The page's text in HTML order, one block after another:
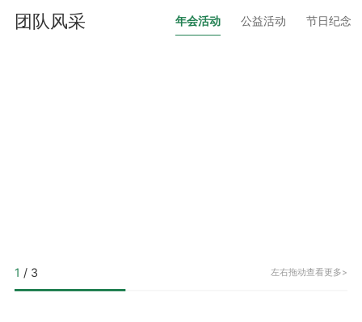
团队风采 年会活动 公益活动 节日纪念
左右拖动查看更多>
1 / 3